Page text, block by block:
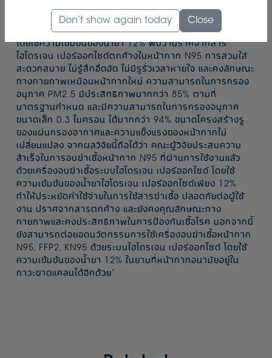
ของหน้ากาก N95 ที่ผ่านการใช้งานและผ่านการทำให้ปลอด
เชื้อด้วยระบบอุณหภูมิต่ำและระบบไฮโดรเจน เปอร์ออกไซด์
โดยใช้ความเข้มข้นของน้ำยา 12% พบว่าปราศจากสาร
ไฮโดรเจน เปอร์ออกไซด์ตกค้างในหน้ากาก N95 การสวมใส่
สะดวกสบาย ไม่รู้สึกอึดอัด ไม่มีรูรั่วเวลาหายใจ และคงลักษณะ
ทางกายภาพเหมือนหน้ากากใหม่ ความสามารถในการกรอง
อนุภาค PM2.5 มีประสิทธิภาพมากกว่า 85% ตามที่
มาตรฐานกำหนด และมีความสามารถในการกรองอนุภาค
ขนาดเล็ก 0.3 ไมครอน ได้มากกว่า 94% ขนาดโครงสร้างรู
ของแผ่นกรองอากาศและความแข็งแรงของหน้ากากไม่
เปลี่ยนแปลง จากผลวิจัยนี้ถือได้ว่า คณะผู้วิจัยประสบความ
สำเร็จในการอบฆ่าเชื้อหน้ากาก N95 ที่ผ่านการใช้งานแล้ว
ด้วยเครื่องอบฆ่าเชื้อระบบไฮโดรเจน เปอร์ออกไซด์ โดยใช้
ความเข้มข้นของน้ำยาไฮโดรเจน เปอร์ออกไซด์เพียง 12%
ทำให้ประหยัดค่าใช้จ่ายในการใช้สารฆ่าเชื้อ ปลอดภัยต่อผู้ใช้
งาน ปราศจากสารตกค้าง และยังคงคุณลักษณะทาง
กายภาพและคงประสิทธิภาพในการป้องกันเชื้อโรค นอกจากนี้
ยังสามารถต่อยอดนวัตกรรมการใช้เครื่องอบฆ่าเชื้อหน้ากาก
N95, FFP2, KN95 ด้วยระบบไฮโดรเจน เปอร์ออกไซด์ โดยใช้
ความเข้มข้นของน้ำยา 12% ในยามที่หน้ากากอนามัยอยู่ใน
ภาวะขาดแคลนได้อีกด้วย”
Don’t show again today Close